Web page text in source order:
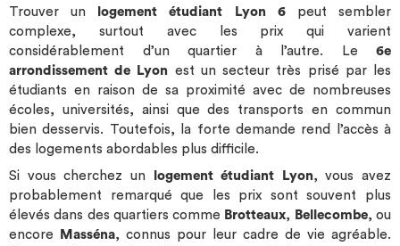
Eligible à l'aide au logement (ALS) Solution de caution solidaire
Assurance habitation Studéa à 2,40€/mois*** Espace client
digitalisé Transfert gratuit entre résidences Studéa
CONVIVIALITÉ : Programme d'animations (soirée d'intégration,
événements mensuels...) Espaces communs conviviaux
Communauté d'ambassadeurs Studéa PRATICITÉ : Laverie
Connexion internet haut débit offerte Bon plan énergie Prêt de
résidence. Pour + d'infos, contactez votre responsable de
résidence. La liste des logements réservables est mise à jour
chaque jour, mais peut ne pas refléter les disponibilités en temps
réel.
Trouver un logement étudiant Lyon 6peut sembler
complexe, surtout avec les prix qui varient
considérablement d’un quartier à l’autre. Le 6e
arrondissement de Lyon est un secteur très prisé par les
étudiants en raison de sa proximité avec de nombreuses
écoles, universités, ainsi que des transports en commun
bien desservis. Toutefois, la forte demande rend l’accès à
des logements abordables plus difficile.
Si vous cherchez un
logement étudiant Lyon, vous avez
probablement remarqué que les prix sont souvent plus
élevés dans des quartiers comme Brotteaux, Bellecombe, ou
encore
Masséna, connus pour leur cadre de vie agréable.